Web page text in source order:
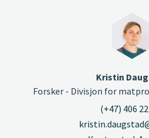
Kristin
Forsker - Divisjon for
(+47) 406